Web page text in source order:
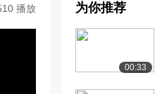
播放 为你推荐
00:33